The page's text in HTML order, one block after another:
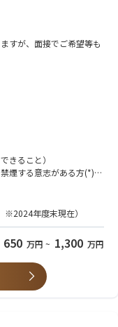
すが、面接でご希望等も
る対策の実施
＝＝＝＝
法人代理店営業と、系列
実行する個人代理店営
分けられます。いずれ
企画、資料の制作など多
きること）
煙する意志がある方(*)
ニー」として、そして何
までに社員の喫煙率を
年度末現在）
650 万円 ~ 1,300 万円